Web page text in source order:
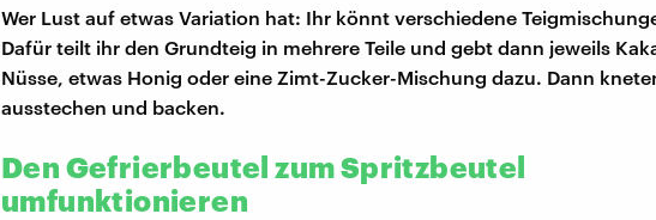
Wer Lust auf etwas Variation hat: Ihr könnt verschiedene
Dafür teilt ihr den Grundteig in mehrere Teile und gebt dann jeweils
Nüsse, etwas Honig oder eine Zimt-Zucker-Mischung dazu. Dann
ausstechen und backen.
Den Gefrierbeutel zum Spritzbeutel
umfunktionieren